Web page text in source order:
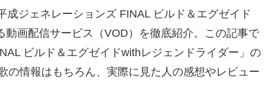
ジェネレーションズ FINAL ビルド＆エグゼイド
画配信サービス（VOD）を徹底紹介。この記事で
ビルド＆エグゼイドwithレジェンドライダー」の
の情報はもちろん、実際に見た人の感想やレビュー